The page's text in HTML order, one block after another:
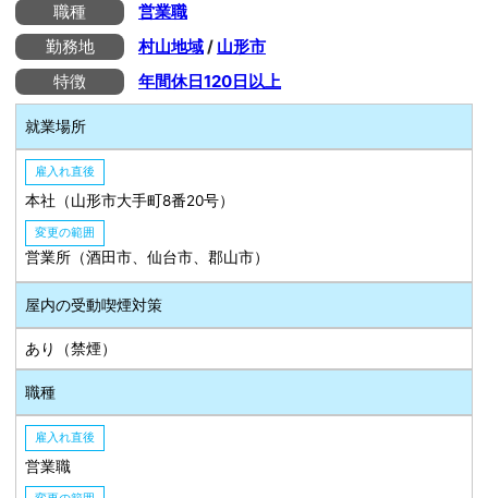
職種
営業職
勤務地
村山地域/ 山形市
特徴
年間休日120日以上
就業場所
雇入れ直後
本社（山形市大手町8番20号）
変更の範囲
営業所（酒田市、仙台市、郡山市）
屋内の受動喫煙対策
あり（禁煙）
職種
雇入れ直後
営業職